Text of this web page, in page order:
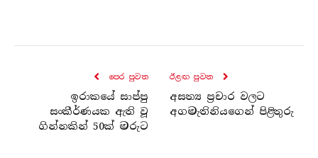
පෙර පුව​ත
ඉරාකයේ සාප්පු
සංකීර්ණයක ඇති වූ
ගින්නකින් 50ක් මරුට
ඊළඟ පුව​ත
අසත්‍ය ප්‍රචාර වලට
අගමැතිනියගෙන් පිළිතුරු